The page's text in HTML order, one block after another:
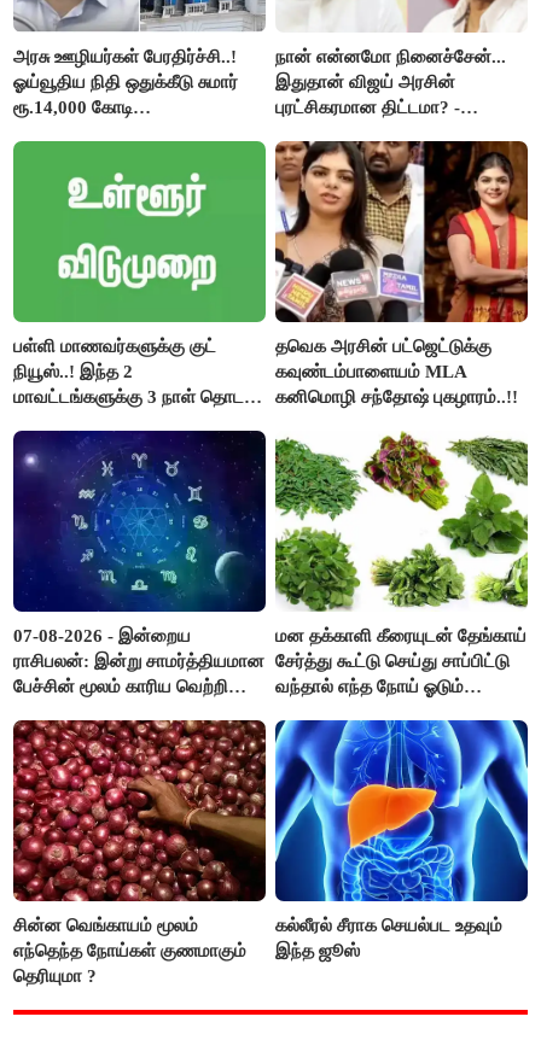
அரசு ஊழியர்கள் பேரதிர்ச்சி..!
ஓய்வூதிய நிதி ஒதுக்கீடு சுமார்
ரூ.14,000 கோடி
நான் என்னமோ நினைச்சேன்...
இதுதான் விஜய் அரசின்
புரட்சிகரமான திட்டமா? -
பள்ளி மாணவர்களுக்கு குட்
நியூஸ்..! இந்த 2
மாவட்டங்களுக்கு 3 நாள் தொடர்
தவெக அரசின் பட்ஜெட்டுக்கு
கவுண்டம்பாளையம் MLA
கனிமொழி சந்தோஷ் புகழாரம்..!!
07-08-2026 - இன்றைய
ராசிபலன்: இன்று சாமர்த்தியமான
பேச்சின் மூலம் காரிய வெற்றி
பொறுப்புகளை ஒப்படைப்பதில்
கவனம் தேவை..!
மன தக்காளி கீரையுடன் தேங்காய்
சேர்த்து கூட்டு செய்து சாப்பிட்டு
வந்தால் எந்த நோய் ஓடும்
சின்ன வெங்காயம் மூலம்
எந்தெந்த நோய்கள் குணமாகும்
தெரியுமா ?
கல்லீரல் சீராக செயல்பட உதவும்
இந்த ஜூஸ்